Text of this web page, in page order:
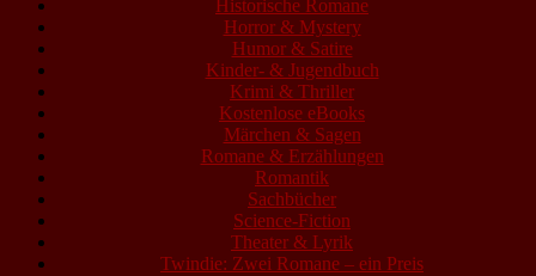
Historische Romane
Horror & Mystery
Humor & Satire
Kinder- & Jugendbuch
Krimi & Thriller
Kostenlose eBooks
Märchen & Sagen
Romane & Erzählungen
Romantik
Sachbücher
Science-Fiction
Theater & Lyrik
Twindie: Zwei Romane – ein Preis